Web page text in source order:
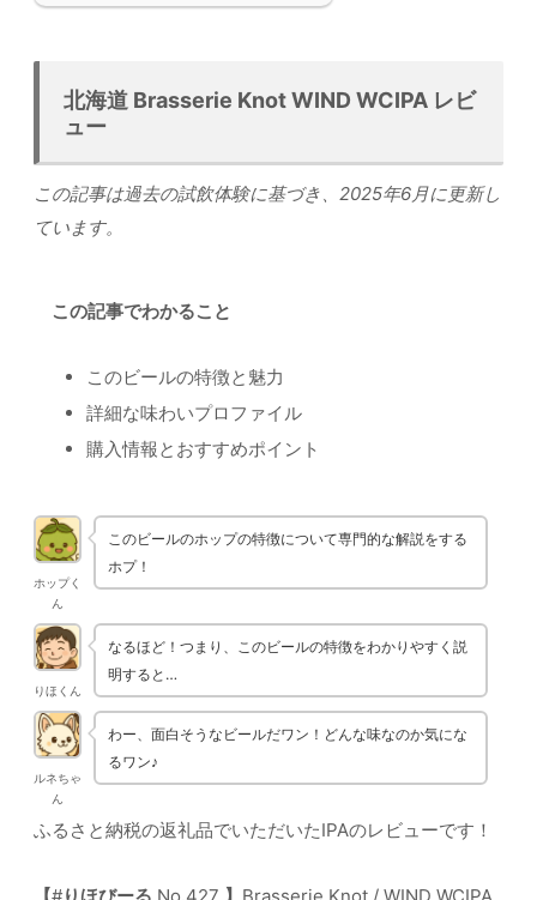
北海道 Brasserie Knot WIND WCIPA レビ
ュー
この記事は過去の試飲体験に基づき、2025年6月に更新し
ています。
この記事でわかること
このビールの特徴と魅力
詳細な味わいプロファイル
購入情報とおすすめポイント
ホップく
ん
このビールのホップの特徴について専門的な解説をする
ホプ！
りほくん
なるほど！つまり、このビールの特徴をわかりやすく説
明すると…
ルネちゃ
ん
わー、面白そうなビールだワン！どんな味なのか気にな
るワン♪
ふるさと納税の返礼品でいただいたIPAのレビューです！